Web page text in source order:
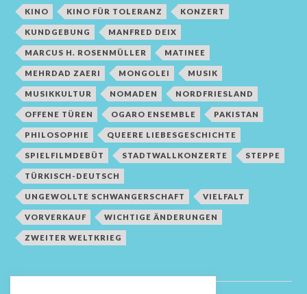
KINO KINO FÜR TOLERANZ KONZERT
KUNDGEBUNG MANFRED DEIX
MARCUS H. ROSENMÜLLER MATINEE
MEHRDAD ZAERI MONGOLEI MUSIK
MUSIKKULTUR NOMADEN NORDFRIESLAND
OFFENE TÜREN OGARO ENSEMBLE PAKISTAN
PHILOSOPHIE QUEERE LIEBESGESCHICHTE
SPIELFILMDEBÜT STADTWALLKONZERTE STEPPE
TÜRKISCH-DEUTSCH
UNGEWOLLTE SCHWANGERSCHAFT VIELFALT
VORVERKAUF WICHTIGE ÄNDERUNGEN
ZWEITER WELTKRIEG